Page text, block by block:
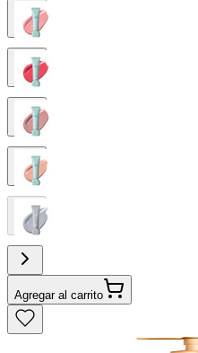
Agregar al carrito